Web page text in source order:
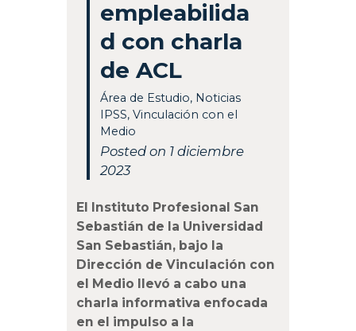
empleabilida
d con charla
de ACL
Área de Estudio, Noticias
IPSS,Vinculación con el
Medio
Posted on 1 diciembre
2023
El Instituto Profesional San
Sebastián de la Universidad
San Sebastián, bajo la
Dirección de Vinculación con
el Medio llevó a cabo una
charla informativa enfocada
en el impulso a la